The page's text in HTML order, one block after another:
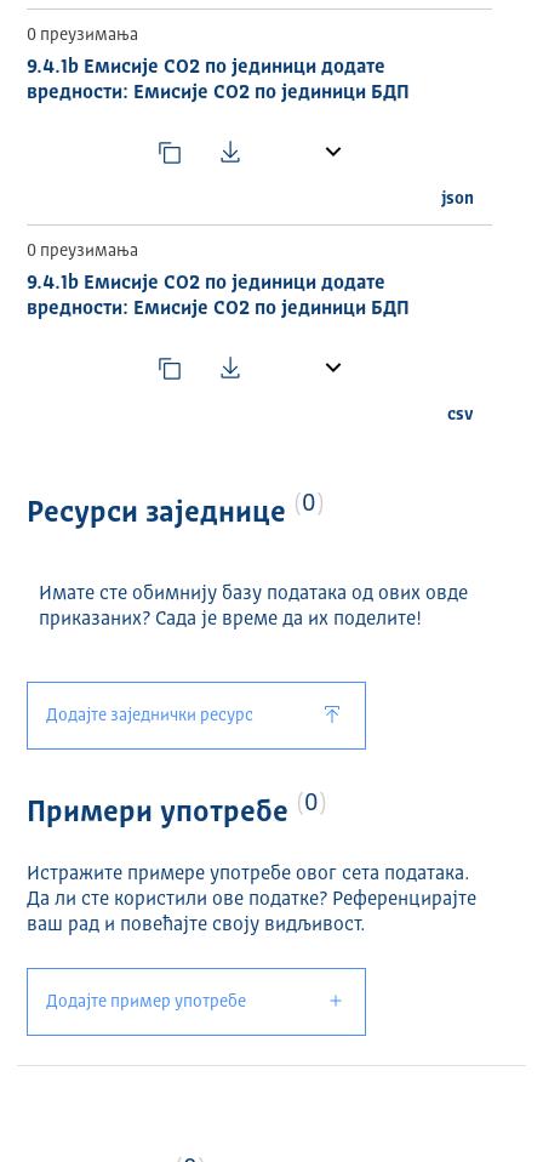
0 преузимања
9.4.1b Емисије CO2 по јединици додате
вредности: Емисије CO2 по јединици БДП
json
0 преузимања
9.4.1b Емисије CO2 по јединици додате
вредности: Емисије CO2 по јединици БДП
csv
Ресурси заједнице 0
Имате сте обимнију базу података од ових овде
приказаних? Сада је време да их поделите!
Додајте заједнички ресурс
Примери употребе 0
Истражите примере употребе овог сета података.
Да ли сте користили ове податке? Референцирајте
ваш рад и повећајте своју видљивост.
Додајте пример употребе